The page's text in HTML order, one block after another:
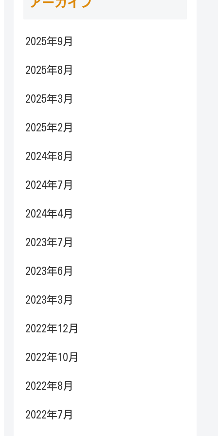
2025年9月
2025年8月
2025年3月
2025年2月
2024年8月
2024年7月
2024年4月
2023年7月
2023年6月
2023年3月
2022年12月
2022年10月
2022年8月
2022年7月